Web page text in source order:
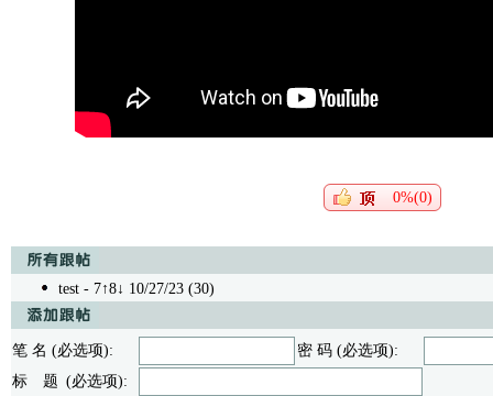
0%(0)
test - 7↑8↓ 10/27/23 (30)
笔 名 (必选项):
密 码 (必选项):
标 题 (必选项):